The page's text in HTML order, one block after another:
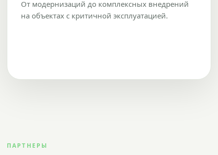
От модернизаций до комплексных внедрений
на объектах с критичной эксплуатацией.
ПАРТНЕРЫ